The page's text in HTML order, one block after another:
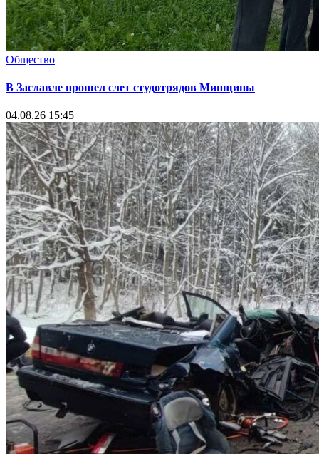
Общество
В Заславле прошел слет студотрядов Минщины
04.08.26 15:45